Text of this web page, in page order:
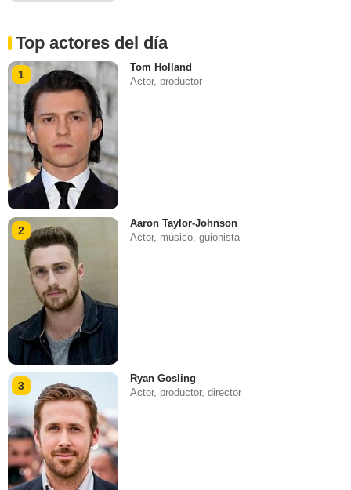
Top actores del día
1
Tom Holland
Actor, productor
2
Aaron Taylor-Johnson
Actor, músico, guionista
3
Ryan Gosling
Actor, productor, director